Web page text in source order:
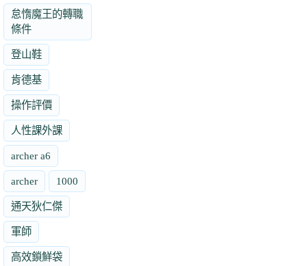
怠惰魔王的轉職
條件
登山鞋
肯德基
操作評價
人性課外課
archer a6
archer 1000
通天狄仁傑
軍師
高效鎖鮮袋